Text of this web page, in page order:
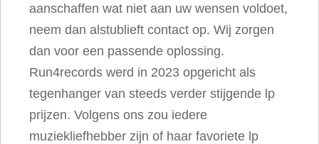
aanschaffen wat niet aan uw wensen voldoet,
neem dan alstublieft contact op. Wij zorgen
dan voor een passende oplossing.
Run4records werd in 2023 opgericht als
tegenhanger van steeds verder stijgende lp
prijzen. Volgens ons zou iedere
muziekliefhebber zijn of haar favoriete lp